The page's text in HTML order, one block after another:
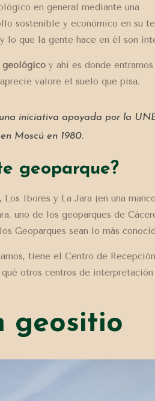
en general mediante una
sostenible y económico en su
que la gente hace en él son
geológicoy ahí es donde
valore el suelo que pisa.
iniciativa apoyada por la
Moscú en 1980.
geoparque?
Los Ibores y La Jara (en una
uno de los geoparques de
Geoparques sean lo más
tiene el Centro de
otros centros de
geositio